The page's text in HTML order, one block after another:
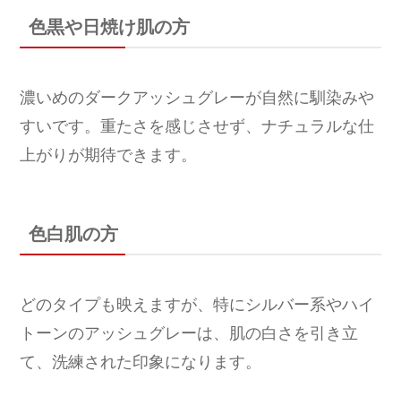
色黒や日焼け肌の方
濃いめのダークアッシュグレーが自然に馴染みや
すいです。重たさを感じさせず、ナチュラルな仕
上がりが期待できます。
色白肌の方
どのタイプも映えますが、特にシルバー系やハイ
トーンのアッシュグレーは、肌の白さを引き立
て、洗練された印象になります。